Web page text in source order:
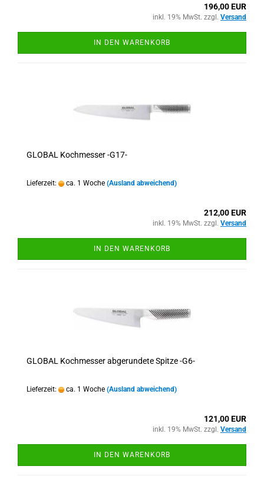
196,00 EUR
inkl. 19% MwSt. zzgl. Versand
IN DEN WARENKORB
GLOBAL Kochmesser -G17-
Lieferzeit: ca. 1 Woche (Ausland abweichend)
212,00 EUR
inkl. 19% MwSt. zzgl. Versand
IN DEN WARENKORB
GLOBAL Kochmesser abgerundete Spitze -G6-
Lieferzeit: ca. 1 Woche (Ausland abweichend)
121,00 EUR
inkl. 19% MwSt. zzgl. Versand
IN DEN WARENKORB